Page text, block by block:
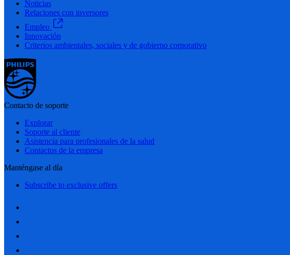
Noticias
Relaciones con inversores
Empleo
Innovación
Criterios ambientales, sociales y de gobierno corporativo
Contacto de soporte
Explorar
Soporte al cliente
Asistencia para profesionales de la salud
Contactos de la empresa
Manténgase al día
Subscribe to exclusive offers